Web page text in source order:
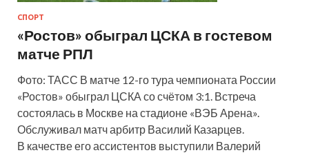
СПОРТ
«Ростов» обыграл ЦСКА в гостевом
матче РПЛ
Фото: ТАСС В матче 12-го тура чемпионата России
«Ростов» обыграл ЦСКА со счётом 3:1. Встреча
состоялась в Москве на стадионе «ВЭБ Арена».
Обслуживал матч арбитр Василий Казарцев.
В качестве его ассистентов выступили Валерий